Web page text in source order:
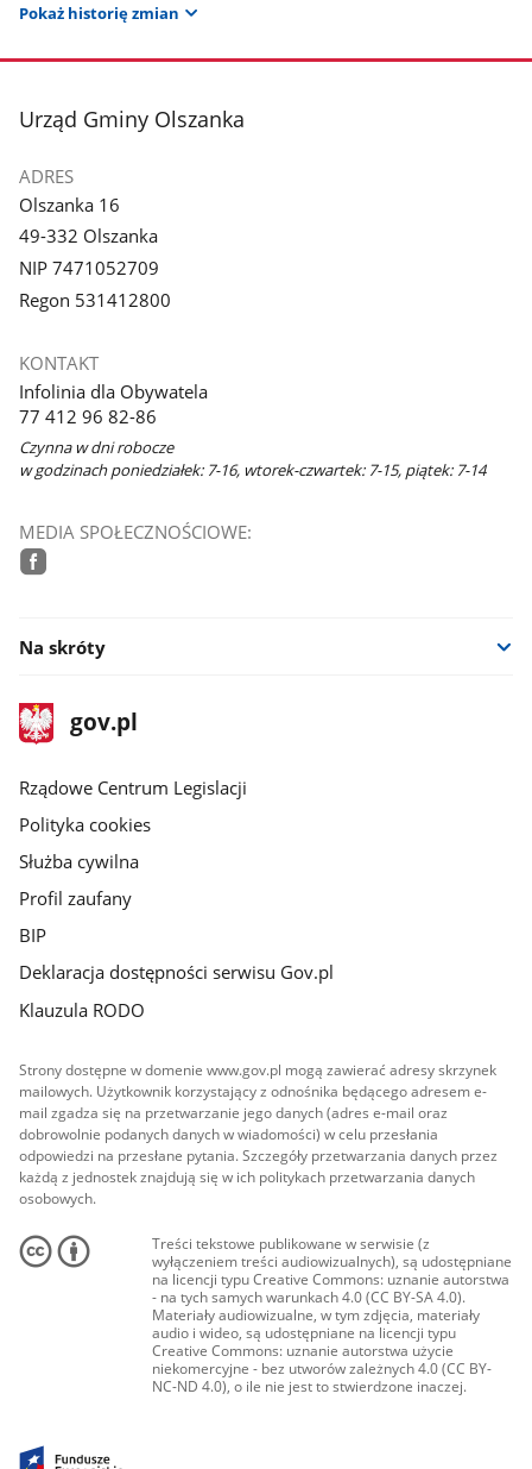
Pokaż historię zmian
stopka
Urząd Gminy Olszanka
ADRES
Olszanka 16
49-332 Olszanka
NIP 7471052709
Regon 531412800
KONTAKT
Infolinia dla Obywatela
77 412 96 82-86
Czynna w dni robocze
w godzinach poniedziałek: 7-16, wtorek-czwartek: 7-15, piątek: 7-14
MEDIA SPOŁECZNOŚCIOWE:
Na skróty
stopka
gov.plStrona
gov.pl
Rządowe Centrum Legislacji
Polityka cookies
Służba cywilna
Profil zaufany
BIP
Deklaracja dostępności serwisu Gov.pl
Klauzula RODO
Strony dostępne w domenie www.gov.pl mogą zawierać adresy skrzynek
mailowych. Użytkownik korzystający z odnośnika będącego adresem e-
mail zgadza się na przetwarzanie jego danych (adres e-mail oraz
dobrowolnie podanych danych w wiadomości) w celu przesłania
odpowiedzi na przesłane pytania. Szczegóły przetwarzania danych przez
każdą z jednostek znajdują się w ich politykach przetwarzania danych
osobowych.
Treści tekstowe publikowane w serwisie (z
wyłączeniem treści audiowizualnych), są udostępniane
na licencji typu Creative Commons: uznanie autorstwa
- na tych samych warunkach 4.0 (CC BY-SA 4.0).
Materiały audiowizualne, w tym zdjęcia, materiały
audio i wideo, są udostępniane na licencji typu
Creative Commons: uznanie autorstwa użycie
niekomercyjne - bez utworów zależnych 4.0 (CC BY-
NC-ND 4.0), o ile nie jest to stwierdzone inaczej.